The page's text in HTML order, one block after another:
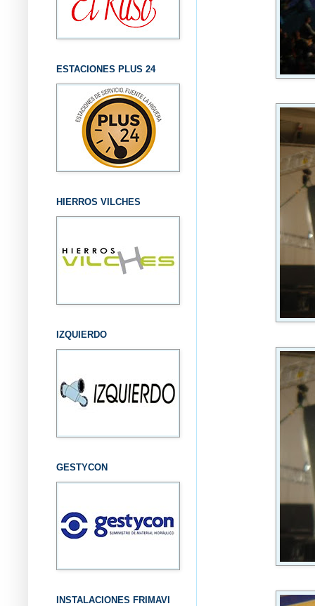
ESTACIONES PLUS 24
HIERROS VILCHES
IZQUIERDO
GESTYCON
INSTALACIONES FRIMAVI